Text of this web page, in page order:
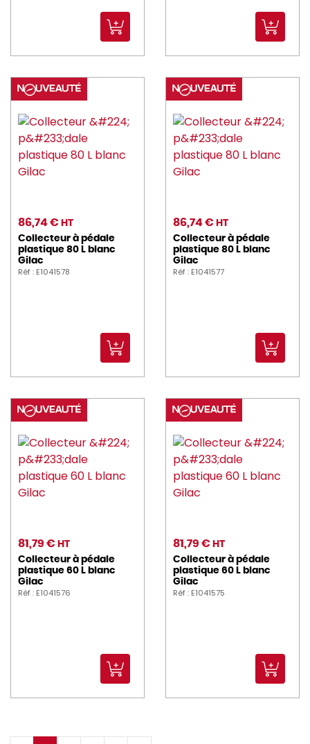
86,74 € HT
Collecteur à pédale
plastique 80 L blanc
Gilac
Réf : E1041578
86,74 € HT
Collecteur à pédale
plastique 80 L blanc
Gilac
Réf : E1041577
81,79 € HT
Collecteur à pédale
plastique 60 L blanc
Gilac
Réf : E1041576
81,79 € HT
Collecteur à pédale
plastique 60 L blanc
Gilac
Réf : E1041575